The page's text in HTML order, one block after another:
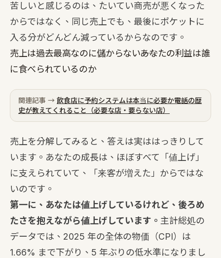
苦しいと感じるのは、たいてい商売が悪くなった
からではなく、同じ売上でも、最後にポケットに
入る分がどんどん減っているからなのです。
売上は過去最高なのに儲からない――あなたの利益は誰
に食べられているのか
関連記事 → 飲食店に予約システムは本当に必要か――電話の歴
史が教えてくれること（必要な店・要らない店）
売上を分解してみると、答えは実ははっきりして
います。あなたの成長は、ほぼすべて「値上げ」
に支えられていて、「来客が増えた」からではな
いのです。
第一に、あなたは値上げしているけれど、後ろめ
たさを抱えながら値上げしています。 主計総処の
データでは、2025 年の全体の物価（CPI）は
1.66% まで下がり、5 年ぶりの低水準になりまし